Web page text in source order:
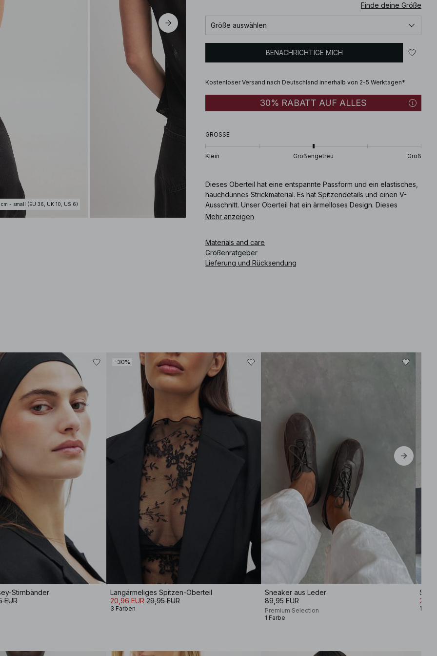
cm - small (EU 36, UK 10, US 6)
Finde deine Größe
Größe auswählen
BENACHRICHTIGE MICH
Kostenloser Versand nach Deutschland innerhalb von 2-5 Werktagen*
30% RABATT AUF ALLES
GRÖSSE
Klein Größengetreu Groß
Dieses Oberteil hat eine entspannte Passform und ein elastisches,
hauchdünnes Strickmaterial. Es hat Spitzendetails und einen V-
Ausschnitt. Unser Oberteil hat ein ärmelloses Design. Dieses
Oberteil ist in schwarz erhältlich.
Mehr anzeigen
Materials and care
Größenratgeber
Lieferung und Rücksendung
Stirnbänder
EUR
-30%
Langärmeliges Spitzen-Oberteil
20,96 EUR 29,95 EUR
3 Farben
Sneaker aus Leder
89,95 EUR
Premium Selection
1 Farbe
12